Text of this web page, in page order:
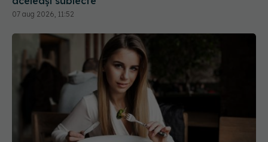
Mai trebuie să numărăm caloriile ca să slăbim? Ce
se schimbă în era medicamentelor GLP-1